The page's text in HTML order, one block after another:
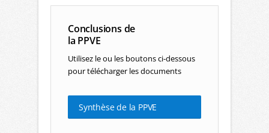
Conclusions de
la PPVE
Utilisez le ou les boutons ci-dessous
pour télécharger les documents
Synthèse de la PPVE